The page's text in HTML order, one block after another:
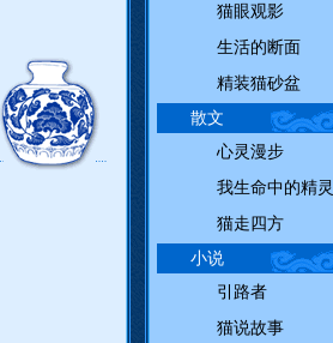
猫眼观影
生活的断面
精装猫砂盆
散文
心灵漫步
我生命中的精灵
猫走四方
小说
引路者
猫说故事